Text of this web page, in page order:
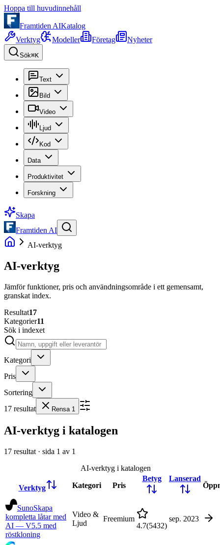
Hoppa till huvudinnehåll
Framtiden AIKatalog
Verktyg
Modeller Företag Nyheter
Sök⌘K
Text
Bild
Video
Ljud
Kod
Data
Produktivitet
Forskning
Skapa
Framtiden AI
AI-verktyg
AI-verktyg
Jämför funktioner, pris och användningsområde i ett gemensamt,
granskat index.
Resultat17
Kategorier11
Sök i indexet
Kategori
Pris
Sortering
17 resultat Rensa 1
AI-verktyg i katalogen
17 resultat · sida 1 av 1
AI-verktyg i katalogen
Verktyg Kategori Pris
Betyg
Lanserad
SunoSkapa
kompletta låtar med
AI — V5.5 med
röstkloning
Video &
Ljud
Freemium
4.7(5432)
sep. 2023